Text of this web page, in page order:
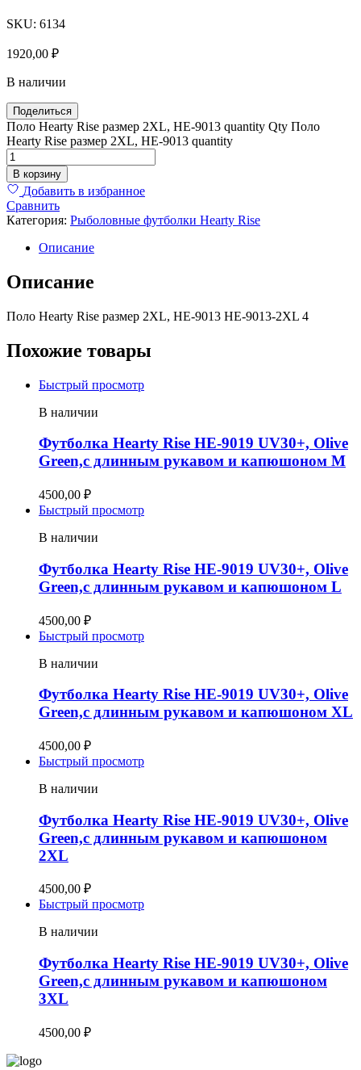
SKU: 6134
1920,00 ₽
В наличии
Поделиться
Поло Hearty Rise размер 2XL, HE-9013 quantity Qty Поло
Hearty Rise размер 2XL, HE-9013 quantity
В корзину
Добавить в избранное
Сравнить
Категория: Рыболовные футболки Hearty Rise
Описание
Описание
Поло Hearty Rise размер 2XL, HE-9013 HE-9013-2XL 4
Похожие товары
Быстрый просмотр
В наличии
Футболка Hearty Rise HE-9019 UV30+, Olive
Green,с длинным рукавом и капюшоном M
4500,00 ₽
Быстрый просмотр
В наличии
Футболка Hearty Rise HE-9019 UV30+, Olive
Green,с длинным рукавом и капюшоном L
4500,00 ₽
Быстрый просмотр
В наличии
Футболка Hearty Rise HE-9019 UV30+, Olive
Green,с длинным рукавом и капюшоном XL
4500,00 ₽
Быстрый просмотр
В наличии
Футболка Hearty Rise HE-9019 UV30+, Olive
Green,с длинным рукавом и капюшоном
2XL
4500,00 ₽
Быстрый просмотр
В наличии
Футболка Hearty Rise HE-9019 UV30+, Olive
Green,с длинным рукавом и капюшоном
3XL
4500,00 ₽